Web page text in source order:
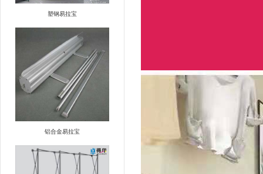
塑钢易拉宝
铝合金易拉宝